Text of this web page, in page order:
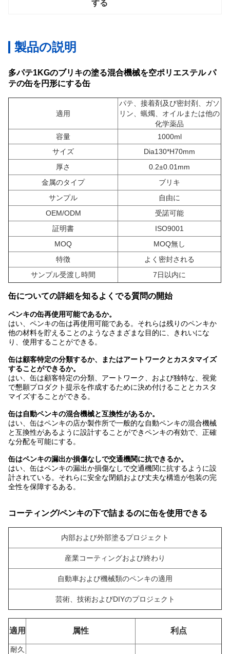
する
製品の説明
多パテ1KGのブリキの塗る混合機械を空ポリエステル パ
テの缶を円形にする缶
適用
パテ、接着剤及び密封剤、ガソ
リン、蝋燭、オイルまたは他の
化学薬品
容量
1000ml
サイズ
Dia130*H70mm
厚さ
0.2±0.01mm
金属のタイプ
ブリキ
サンプル
自由に
OEM/ODM
受諾可能
証明書
ISO9001
MOQ
MOQ無し
特徴
よく密封される
サンプル受渡し時間
7日以内に
缶についての詳細を知るよくでる質問の開始
ペンキの缶再使用可能であるか。
はい、ペンキの缶は再使用可能である。それらは残りのペンキか
他の材料を貯えることのようなさまざまな目的に、きれいにな
り、使用することができる。
缶は顧客特定の分類するか、またはアートワークとカスタマイズ
することができるか。
はい、缶は顧客特定の分類、アートワーク、および独特な、視覚
で懇願プロダクト提示を作成するために決め付けることとカスタ
マイズすることができる。
缶は自動ペンキの混合機械と互換性があるか。
はい、缶はペンキの店か製作所で一般的な自動ペンキの混合機械
と互換性があるように設計することができペンキの有効で、正確
な分配を可能にする。
缶はペンキの漏出か損傷なしで交通機関に抗できるか。
はい、缶はペンキの漏出か損傷なしで交通機関に抗するように設
計されている。それらに安全な閉鎖および丈夫な構造が包装の完
全性を保障するある。
コーティング/ペンキの下で詰まるのに缶を使用できる
内部および外部塗るプロジェクト
産業コーティングおよび終わり
自動車および機械類のペンキの適用
芸術、技術およびDIYのプロジェクト
適用 属性 利点
耐久